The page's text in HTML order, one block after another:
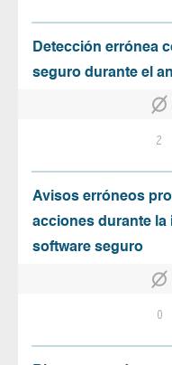
Detección errónea
seguro durante el
2
Avisos erróneos
acciones durante la
software seguro
0